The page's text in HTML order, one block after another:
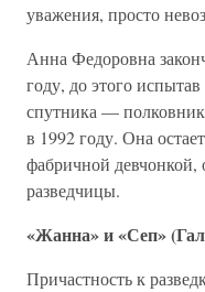
уважения, просто
Анна Федоровна
году, до этого
спутника —
в 1992 году. Она
фабричной
разведчицы.
«Жанна» и «Сеп»
Причастность к